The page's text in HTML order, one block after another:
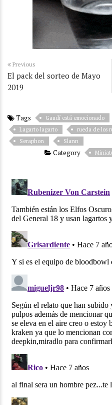
Previous
El pack del sorteo de Mayo
2019
Tags Gaudí está emocionado
Lagarto lagarto
rueda de los
Seraphon
Slann
Category